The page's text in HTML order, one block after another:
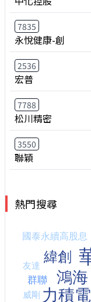
7835
永悅健康-創
2536
宏普
7788
松川精密
3550
聯穎
熱門搜尋